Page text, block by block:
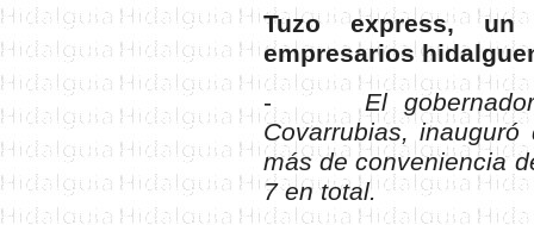
Tuzo express,
empresarios
-
El
Covarrubias,
más de conveniencia
7 en total.